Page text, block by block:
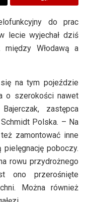
do prac
lecie wyjechał dziś
Włodawą a
na tym pojeździe
o szerokości nawet
zastępca
Polska. – Na
zamontować inne
poboczy.
rowu przydrożnego
ono przerośnięte
Można również